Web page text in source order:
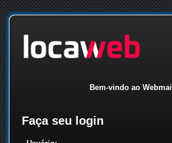
Bem-vindo ao Webmail
Faça seu login